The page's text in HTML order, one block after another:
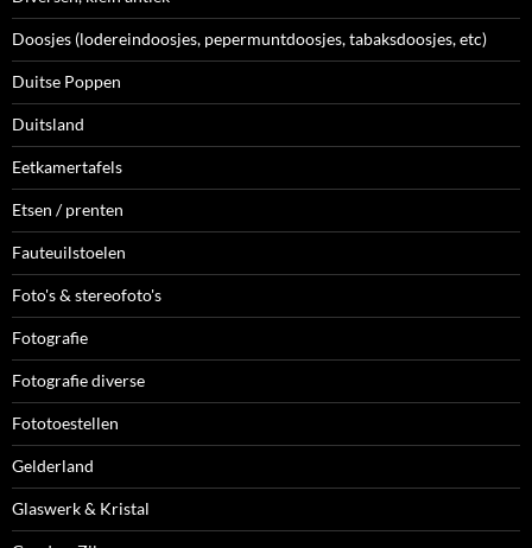
Doosjes (lodereindoosjes, pepermuntdoosjes, tabaksdoosjes, etc)
Duitse Poppen
Duitsland
Eetkamertafels
Etsen / prenten
Fauteuilstoelen
Foto's & stereofoto's
Fotografie
Fotografie diverse
Fototoestellen
Gelderland
Glaswerk & Kristal